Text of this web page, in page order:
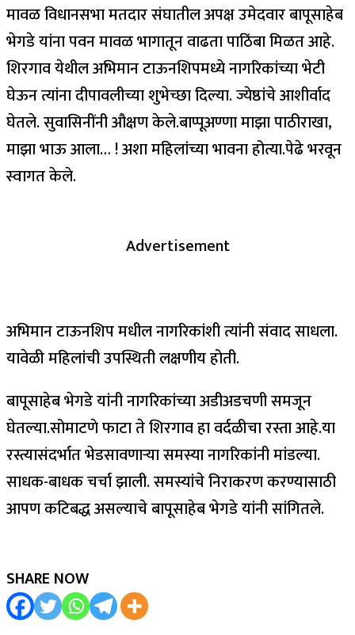
मावळ विधानसभा मतदार संघातील अपक्ष उमेदवार बापूसाहेब
भेगडे यांना पवन मावळ भागातून वाढता पाठिंबा मिळत आहे.
शिरगाव येथील अभिमान टाऊनशिपमध्ये नागरिकांच्या भेटी
घेऊन त्यांना दीपावलीच्या शुभेच्छा दिल्या. ज्येष्ठांचे आशीर्वाद
घेतले. सुवासिनींनी औक्षण केले.बाप्पूअण्णा माझा पाठीराखा,
माझा भाऊ आला… ! अशा महिलांच्या भावना होत्या.पेढे भरवून
स्वागत केले.
Advertisement
अभिमान टाऊनशिप मधील नागरिकांशी त्यांनी संवाद साधला.
यावेळी महिलांची उपस्थिती लक्षणीय होती.
बापूसाहेब भेगडे यांनी नागरिकांच्या अडीअडचणी समजून
घेतल्या.सोमाटणे फाटा ते शिरगाव हा वर्दळीचा रस्ता आहे.या
रस्त्यासंदर्भात भेडसावणाऱ्या समस्या नागरिकांनी मांडल्या.
साधक-बाधक चर्चा झाली. समस्यांचे निराकरण करण्यासाठी
आपण कटिबद्ध असल्याचे बापूसाहेब भेगडे यांनी सांगितले.
SHARE NOW